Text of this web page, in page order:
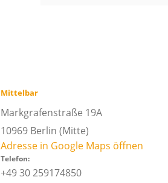
Mittelbar
Markgrafenstraße 19A
10969 Berlin (Mitte)
Adresse in Google Maps öffnen
Telefon:
+49 30 259174850